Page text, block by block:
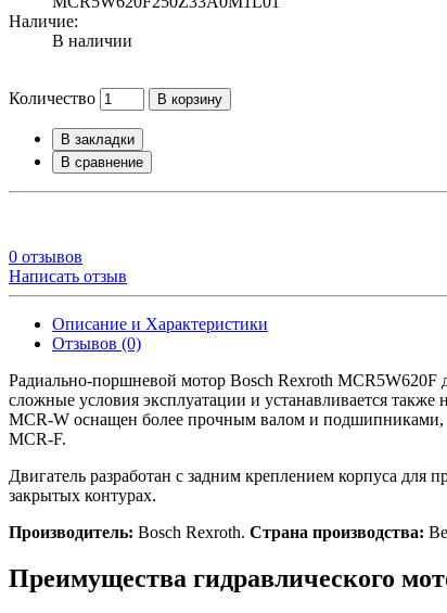
Наличие:
В наличии
Количество В корзину
В закладки
В сравнение
0 отзывов
Написать отзыв
Описание и Характеристики
Отзывов (0)
Радиально-поршневой мотор Bosch Rexroth MCR5W620F
сложные условия эксплуатации и устанавливается
MCR-W оснащен более прочным валом и подшипниками,
MCR-F.
Двигатель разработан с задним креплением корпуса для
закрытых контурах.
Производитель: Bosch Rexroth. Страна производства:
Преимущества гидравлического